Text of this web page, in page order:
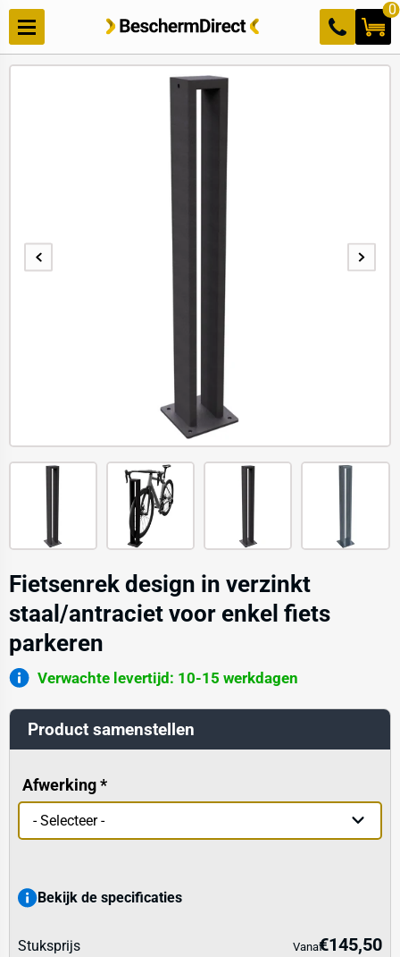
Meteen
naar de
content
0
Fietsenrek design in verzinkt
staal/antraciet voor enkel fiets
parkeren
Verwachte levertijd: 10-15 werkdagen
Product samenstellen
Afwerking
Bekijk de specificaties
Stuksprijs Vanaf€145,50